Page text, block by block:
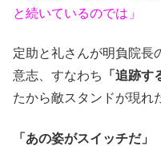
と続いているのでは」
定助と礼さんが明負院長
意志、すなわち
「追跡す
たから敵スタンドが現れ
「あの姿がスイッチだ」